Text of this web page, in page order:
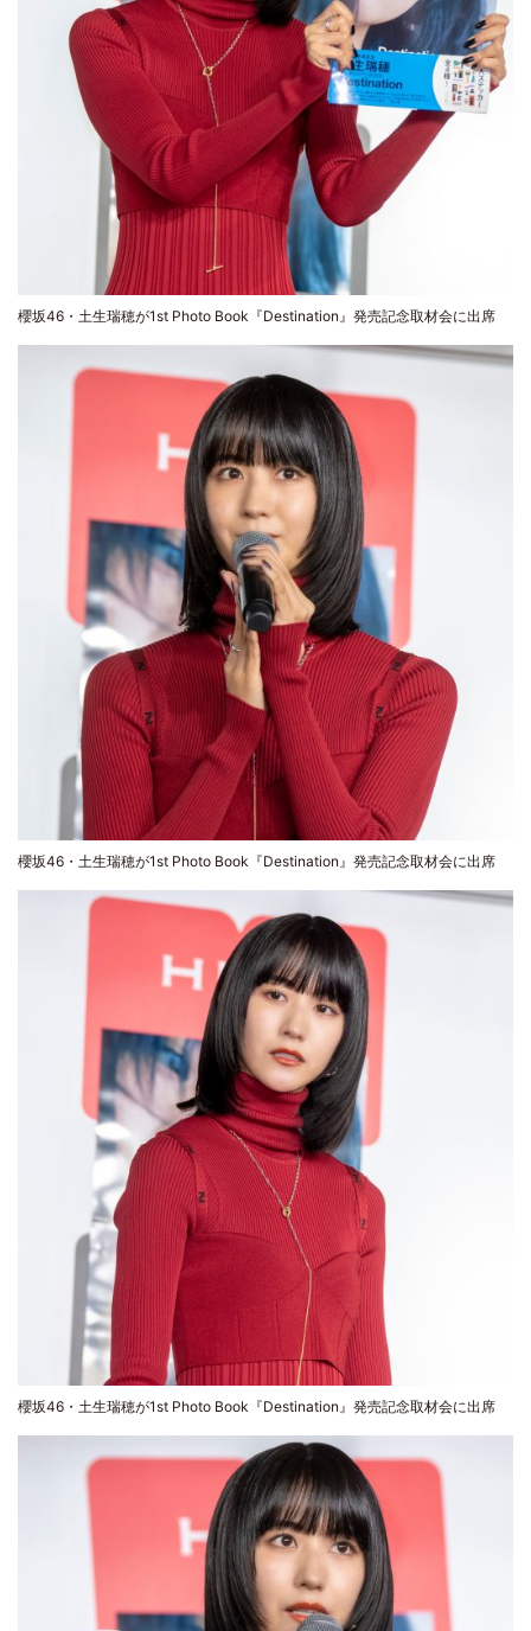
櫻坂46・土生瑞穂が1st Photo Book『Destination』発売記念取材会に出席
櫻坂46・土生瑞穂が1st Photo Book『Destination』発売記念取材会に出席
櫻坂46・土生瑞穂が1st Photo Book『Destination』発売記念取材会に出席